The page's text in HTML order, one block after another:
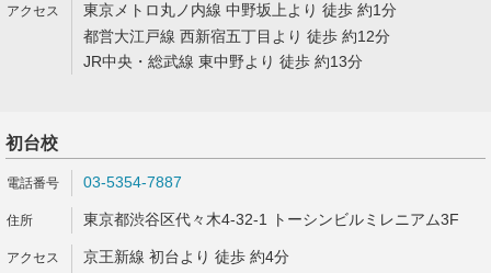
東京メトロ丸ノ内線 中野坂上より 徒歩 約1分
都営大江戸線 西新宿五丁目より 徒歩 約12分
JR中央・総武線 東中野より 徒歩 約13分
初台校
03-5354-7887
東京都渋谷区代々木4-32-1 トーシンビルミレニアム3F
京王新線 初台より 徒歩 約4分